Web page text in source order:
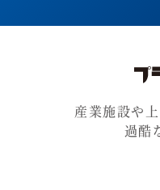
産業施設や
過酷